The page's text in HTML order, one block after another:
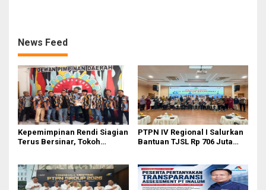
News Feed
Kepemimpinan Rendi Siagian
Terus Bersinar, Tokoh
PTPN IV Regional I Salurkan
Bantuan TJSL Rp 706 Juta